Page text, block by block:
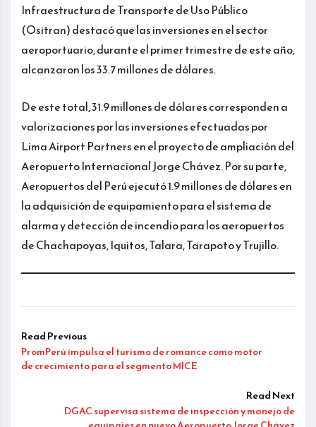
Infraestructura de Transporte de Uso Público
(Ositran) destacó que las inversiones en el sector
aeroportuario, durante el primer trimestre de este año,
alcanzaron los 33.7 millones de dólares.
De este total, 31.9 millones de dólares corresponden a
valorizaciones por las inversiones efectuadas por
Lima Airport Partners en el proyecto de ampliación del
Aeropuerto Internacional Jorge Chávez. Por su parte,
Aeropuertos del Perú ejecutó 1.9 millones de dólares en
la adquisición de equipamiento para el sistema de
alarma y detección de incendio para los aeropuertos
de Chachapoyas, Iquitos, Talara, Tarapoto y Trujillo.
Read Previous
PromPerú impulsa el turismo de romance como motor
de crecimiento para el segmento MICE
Read Next
DGAC supervisa sistema de inspección y manejo de